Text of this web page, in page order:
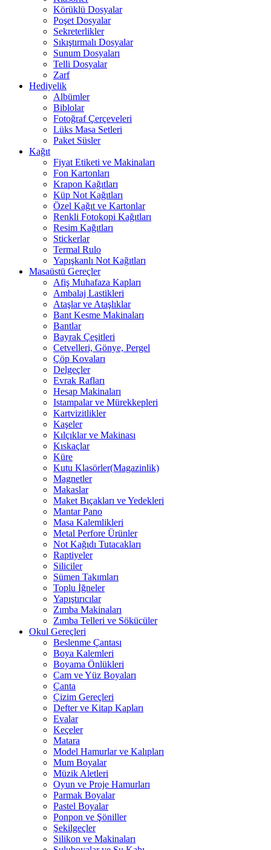
Körüklü Dosyalar
Poşet Dosyalar
Sekreterlikler
Sıkıştırmalı Dosyalar
Sunum Dosyaları
Telli Dosyalar
Zarf
Hediyelik
Albümler
Biblolar
Fotoğraf Çerçeveleri
Lüks Masa Setleri
Paket Süsler
Kağıt
Fiyat Etiketi ve Makinaları
Fon Kartonları
Krapon Kağıtları
Küp Not Kağıtları
Özel Kağıt ve Kartonlar
Renkli Fotokopi Kağıtları
Resim Kağıtları
Stickerlar
Termal Rulo
Yapışkanlı Not Kağıtları
Masaüstü Gereçler
Afiş Muhafaza Kapları
Ambalaj Lastikleri
Ataşlar ve Ataşlıklar
Bant Kesme Makinaları
Bantlar
Bayrak Çeşitleri
Cetvelleri, Gönye, Pergel
Çöp Kovaları
Delgeçler
Evrak Rafları
Hesap Makinaları
Istampalar ve Mürekkepleri
Kartvizitlikler
Kaşeler
Kılçıklar ve Makinası
Kıskaçlar
Küre
Kutu Klasörler(Magazinlik)
Magnetler
Makaslar
Maket Bıçakları ve Yedekleri
Mantar Pano
Masa Kalemlikleri
Metal Perfore Ürünler
Not Kağıdı Tutacakları
Raptiyeler
Siliciler
Sümen Takımları
Toplu İğneler
Yapıştırıcılar
Zımba Makinaları
Zımba Telleri ve Sökücüler
Okul Gereçleri
Beslenme Çantası
Boya Kalemleri
Boyama Önlükleri
Cam ve Yüz Boyaları
Çanta
Çizim Gereçleri
Defter ve Kitap Kapları
Evalar
Keçeler
Matara
Model Hamurlar ve Kalıpları
Mum Boyalar
Müzik Aletleri
Oyun ve Proje Hamurları
Parmak Boyalar
Pastel Boyalar
Ponpon ve Şöniller
Şekilgeçler
Silikon ve Makinaları